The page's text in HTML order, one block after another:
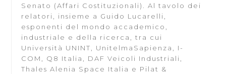
Senato (Affari Costituzionali). Al tavolo dei
relatori, insieme a Guido Lucarelli,
esponenti del mondo accademico,
industriale e della ricerca, tra cui
Università UNINT, UnitelmaSapienza, I-
COM, Q8 Italia, DAF Veicoli Industriali,
Thales Alenia Space Italia e Pilat &